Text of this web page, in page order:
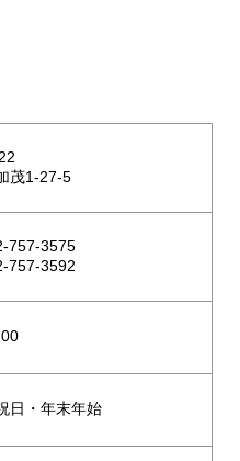
茂1-27-5
757-3575
757-3592
日・年末年始